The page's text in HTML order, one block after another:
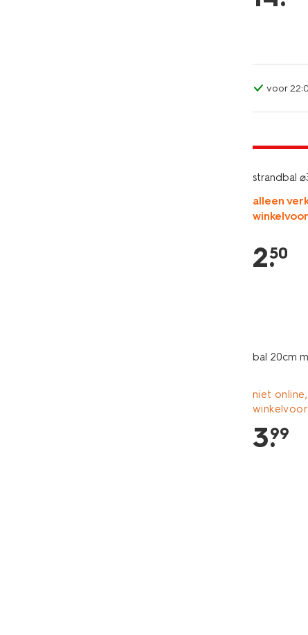
voor
strandbal
alleen
2.
50
bal 20cm
niet
3.
99